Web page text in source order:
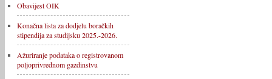
Obavijest OIK
Konačna lista za dodjelu boračkih
stipendija za studijsku 2025.-2026.
Ažuriranje podataka o registrovanom
poljoprivrednom gazdinstvu